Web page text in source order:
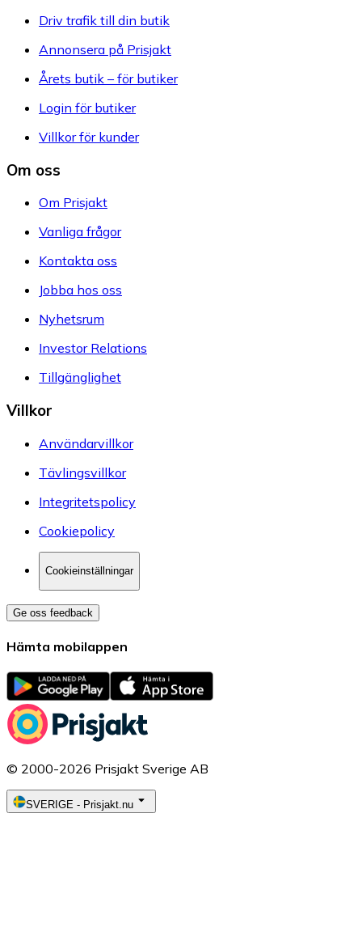
Driv trafik till din butik
Annonsera på Prisjakt
Årets butik – för butiker
Login för butiker
Villkor för kunder
Om oss
Om Prisjakt
Vanliga frågor
Kontakta oss
Jobba hos oss
Nyhetsrum
Investor Relations
Tillgänglighet
Villkor
Användarvillkor
Tävlingsvillkor
Integritetspolicy
Cookiepolicy
Cookieinställningar
Ge oss feedback
Hämta mobilappen
© 2000-2026 Prisjakt Sverige AB
SVERIGE - Prisjakt.nu